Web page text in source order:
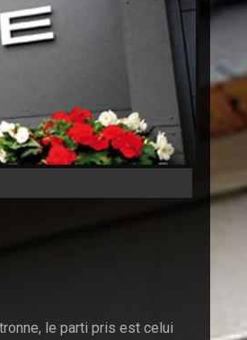
le parti pris est celui